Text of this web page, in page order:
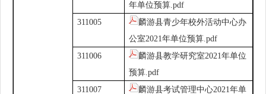
年单位预算.pdf
311005
麟游县青少年校外活动中心办
公室2021年单位预算.pdf
311006
麟游县教学研究室2021年单位
预算.pdf
311007
麟游县考试管理中心2021年单